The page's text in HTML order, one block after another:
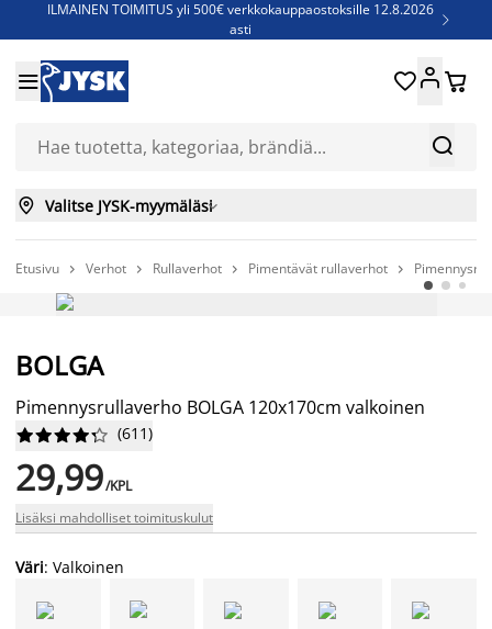
ILMAINEN TOIMITUS yli 500€ verkkokauppaostoksille 12.8.2026
asti

Jenkkisänkyjä - Säästä jopa 60%


 
 Valitse JYSK-myymäläsi
Etusivu  Verhot  Rullaverhot  Pimentävät rullaverhot 
BOLGA
Pimennysrullaverho BOLGA 120x170cm valkoinen





 (611)
29,99/KPL
Lisäksi mahdolliset toimituskulut
Väri: Valkoinen